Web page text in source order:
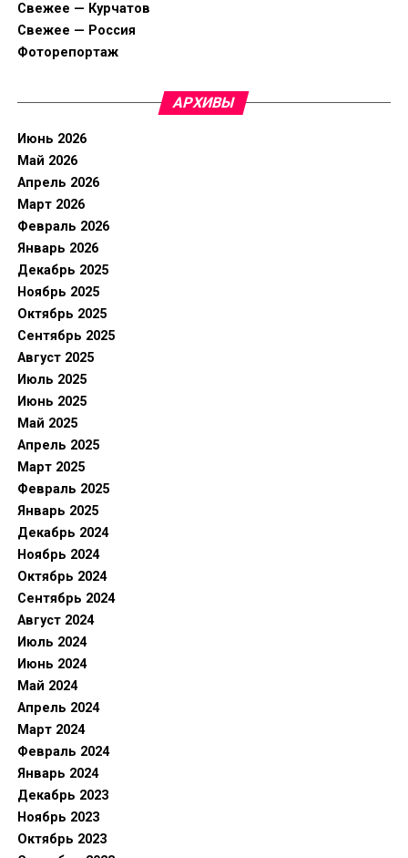
Свежее — Курчатов
Свежее — Россия
Фоторепортаж
АРХИВЫ
Июнь 2026
Май 2026
Апрель 2026
Март 2026
Февраль 2026
Январь 2026
Декабрь 2025
Ноябрь 2025
Октябрь 2025
Сентябрь 2025
Август 2025
Июль 2025
Июнь 2025
Май 2025
Апрель 2025
Март 2025
Февраль 2025
Январь 2025
Декабрь 2024
Ноябрь 2024
Октябрь 2024
Сентябрь 2024
Август 2024
Июль 2024
Июнь 2024
Май 2024
Апрель 2024
Март 2024
Февраль 2024
Январь 2024
Декабрь 2023
Ноябрь 2023
Октябрь 2023